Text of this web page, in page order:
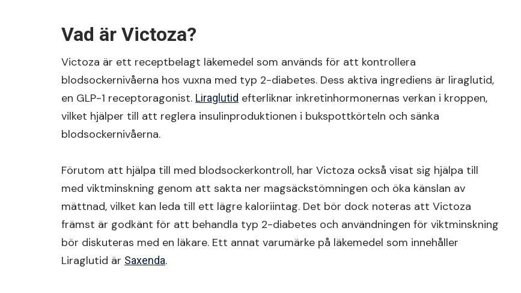
Vad är Victoza?
Victoza är ett receptbelagt läkemedel som används för att kontrollera
blodsockernivåerna hos vuxna med typ 2-diabetes. Dess aktiva ingrediens är liraglutid,
en GLP-1 receptoragonist. Liraglutid efterliknar inkretinhormonernas verkan i kroppen,
vilket hjälper till att reglera insulinproduktionen i bukspottkörteln och sänka
blodsockernivåerna.
Förutom att hjälpa till med blodsockerkontroll, har Victoza också visat sig hjälpa till
med viktminskning genom att sakta ner magsäckstömningen och öka känslan av
mättnad, vilket kan leda till ett lägre kaloriintag. Det bör dock noteras att Victoza
främst är godkänt för att behandla typ 2-diabetes och användningen för viktminskning
bör diskuteras med en läkare. Ett annat varumärke på läkemedel som innehåller
Liraglutid är Saxenda.